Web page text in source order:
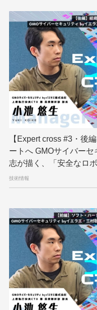
京大ミートアップ
人工知能 人工知
国際標準化
宮崎オフィス 強
技育プロジェクト
拡張知能 新卒
映像クリエイター
機械学習 決済
研究開発 耐量子暗
【Expert cross #3・後
ートへ GMOサイバー
志が描く、「安全なロ
技術情報